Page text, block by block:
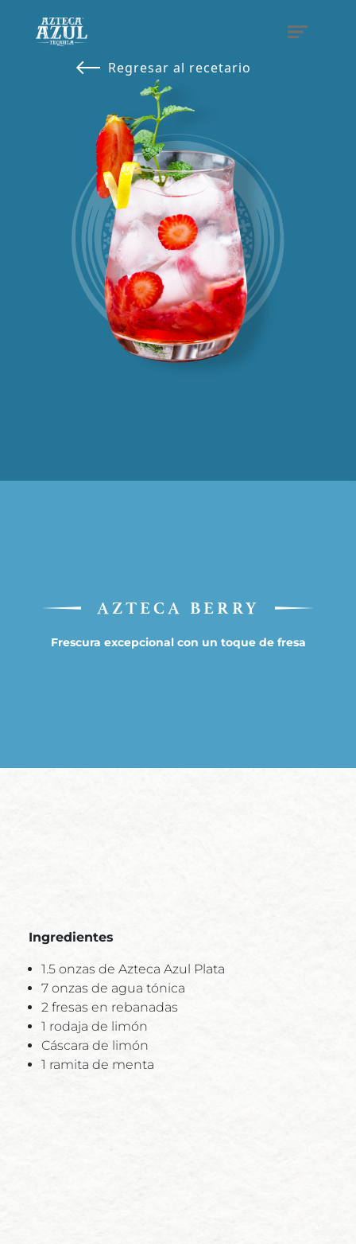
Regresar al recetario
AZTECA BERRY
Frescura excepcional con un toque de fresa
Ingredientes
1.5 onzas de Azteca Azul Plata
7 onzas de agua tónica
2 fresas en rebanadas
1 rodaja de limón
Cáscara de limón
1 ramita de menta